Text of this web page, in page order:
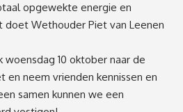
opgewekte energie en
doet Wethouder Piet van Leenen
10 oktober naar de
en neem vrienden kennissen en
samen kunnen we een